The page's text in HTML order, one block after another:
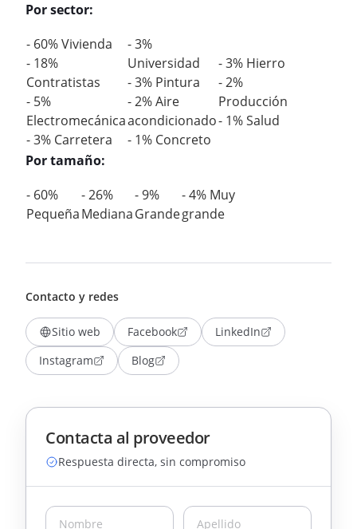
Por sector:
- 60% Vivienda
- 18%
Contratistas
- 5%
Electromecánica
- 3% Carretera
- 3%
Universidad
- 3% Pintura
- 2% Aire
acondicionado
- 1% Concreto
- 3% Hierro
- 2%
Producción
- 1% Salud
Por tamaño:
- 60%
Pequeña
- 26%
Mediana
- 9%
Grande
- 4% Muy
grande
Contacto y redes
Sitio web Facebook
LinkedIn
Instagram
Blog
Contacta al proveedor
Respuesta directa, sin compromiso